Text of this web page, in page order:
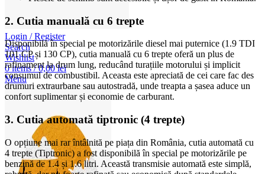
Login / Register
Search
Wishlist
0items / 0,00lei
Menu
2. Cutia manuală cu 6 trepte
Disponibilă în special pe motorizările diesel mai puternice (1.9 TDI
101 CP și 130 CP), cutia manuală cu 6 trepte oferă un plus de
rafinament la drum lung, reducând turațiile motorului și implicit
consumul de combustibil. Aceasta este apreciată de cei care fac des
drumuri extraurbane sau autostradă, unde treapta a șasea aduce un
confort suplimentar și economie de carburant.
3. Cutia automată tiptronic (4 trepte)
O opțiune mai rar întâlnită pe piața din România, cutia automată cu
4 trepte (Tiptronic) a fost disponibilă în special pe motorizările pe
benzină de 1.4 și 1.6 litri. Această transmisie automată este simplă,